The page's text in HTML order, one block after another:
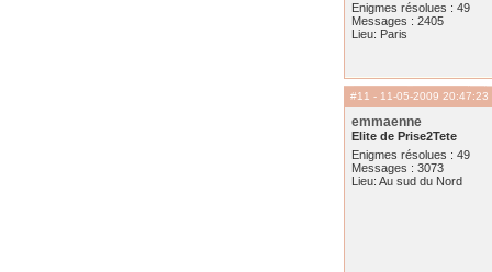
Enigmes résolues : 49
Messages : 2405
Lieu: Paris
#11 - 11-05-2009 20:47:23
emmaenne
Elite de Prise2Tete
Enigmes résolues : 49
Messages : 3073
Lieu: Au sud du Nord